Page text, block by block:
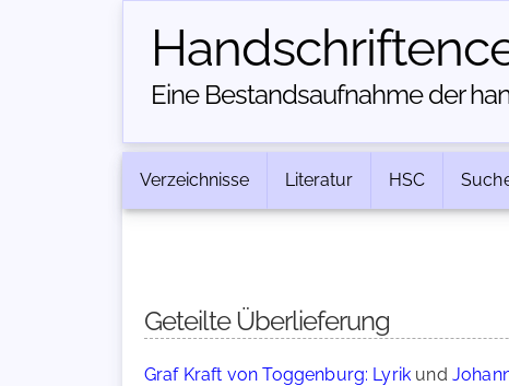
Eine Bestandsaufnahme der
Verzeichnisse Literatur HSC
Geteilte Überlieferung
Graf Kraft von Toggenburg: Lyrik und